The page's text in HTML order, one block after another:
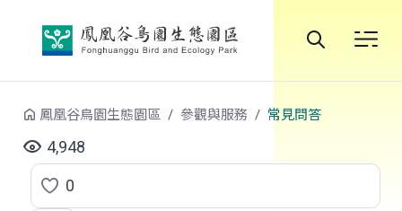
站
尋
鳳凰谷鳥園生態園區 參觀與服務 常見問答
4,948
點
0